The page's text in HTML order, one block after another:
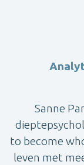
Sanne
to become
leven met